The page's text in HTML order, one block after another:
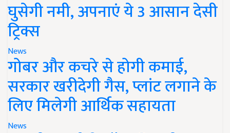
घुसेगी नमी, अपनाएं ये 3 आसान देसी
ट्रिक्स
News
गोबर और कचरे से होगी कमाई,
सरकार खरीदेगी गैस, प्लांट लगाने के
लिए मिलेगी आर्थिक सहायता
News